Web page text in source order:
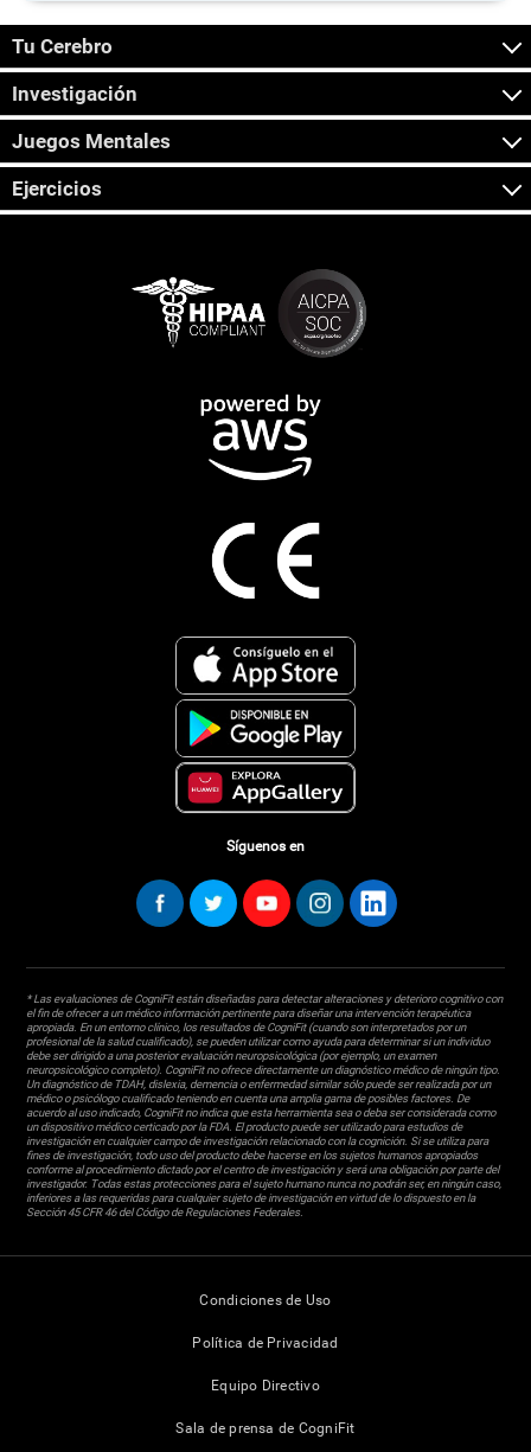
Tu Cerebro
Investigación
Juegos Mentales
Ejercicios
Síguenos en
* Las evaluaciones de CogniFit están diseñadas para detectar alteraciones y deterioro cognitivo con
el fin de ofrecer a un médico información pertinente para diseñar una intervención terapéutica
apropiada. En un entorno clínico, los resultados de CogniFit (cuando son interpretados por un
profesional de la salud cualificado), se pueden utilizar como ayuda para determinar si un individuo
debe ser dirigido a una posterior evaluación neuropsicológica (por ejemplo, un examen
neuropsicológico completo). CogniFit no ofrece directamente un diagnóstico médico de ningún tipo.
Un diagnóstico de TDAH, dislexia, demencia o enfermedad similar sólo puede ser realizada por un
médico o psicólogo cualificado teniendo en cuenta una amplia gama de posibles factores. De
acuerdo al uso indicado, CogniFit no indica que esta herramienta sea o deba ser considerada como
un dispositivo médico certicado por la FDA. El producto puede ser utilizado para estudios de
investigación en cualquier campo de investigación relacionado con la cognición. Si se utiliza para
fines de investigación, todo uso del producto debe hacerse en los sujetos humanos apropiados
conforme al procedimiento dictado por el centro de investigación y será una obligación por parte del
investigador. Todas estas protecciones para el sujeto humano nunca no podrán ser, en ningún caso,
inferiores a las requeridas para cualquier sujeto de investigación en virtud de lo dispuesto en la
Sección 45 CFR 46 del Código de Regulaciones Federales.
Condiciones de Uso
Política de Privacidad
Equipo Directivo
Sala de prensa de CogniFit